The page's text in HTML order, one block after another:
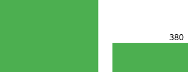
380